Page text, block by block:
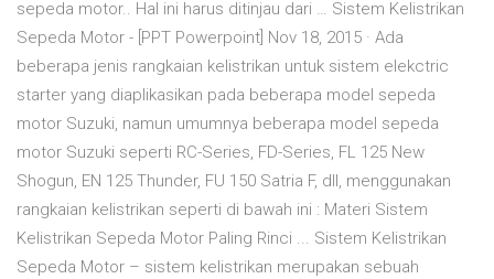
sepeda motor.. Hal ini harus ditinjau dari … Sistem Kelistrikan
Sepeda Motor - [PPT Powerpoint] Nov 18, 2015 · Ada
beberapa jenis rangkaian kelistrikan untuk sistem elekctric
starter yang diaplikasikan pada beberapa model sepeda
motor Suzuki, namun umumnya beberapa model sepeda
motor Suzuki seperti RC-Series, FD-Series, FL 125 New
Shogun, EN 125 Thunder, FU 150 Satria F, dll, menggunakan
rangkaian kelistrikan seperti di bawah ini : Materi Sistem
Kelistrikan Sepeda Motor Paling Rinci ... Sistem Kelistrikan
Sepeda Motor – sistem kelistrikan merupakan sebuah